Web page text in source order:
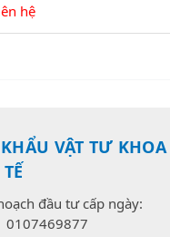
hệ
VẬT TƯ KHOA
đầu tư cấp ngày:
0107469877